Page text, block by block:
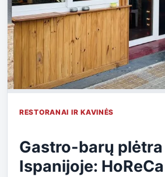
RESTORANAI IR KAVINĖS
Gastro-barų plėtra
Ispanijoje: